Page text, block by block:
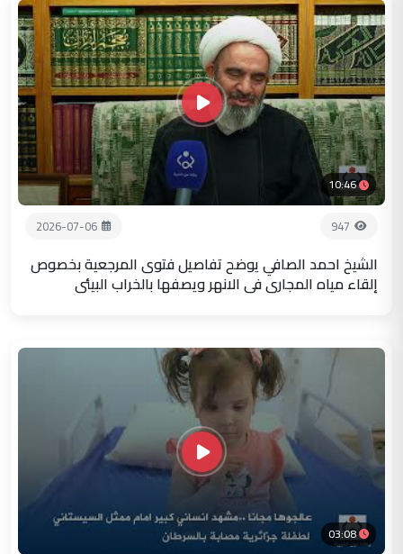
10:46
947
2026-07-06
الشيخ احمد الصافي يوضح تفاصيل فتوى المرجعية بخصوص
إلقاء مياه المجاري في الانهر ويصفها بالخراب البيئي
03:08